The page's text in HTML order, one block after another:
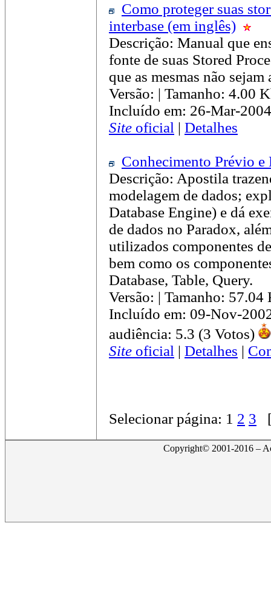
Como proteger suas
interbase (em inglês)
Descrição: Manual que
fonte de suas Stored
que as mesmas não sejam
Versão: | Tamanho: 4.00
Incluído em: 26-Mar-
Site oficial | Detalhes
Conhecimento Prévio e
Descrição: Apostila
modelagem de dados;
Database Engine) e dá
de dados no Paradox,
utilizados componentes
bem como os
Database, Table, Query.
Versão: | Tamanho: 57.04
Incluído em: 09-Nov-
audiência: 5.3 (3 Votos)
Site oficial | Detalhes |
Selecionar página: 1 2 3
Copyright© 2001-2016 –